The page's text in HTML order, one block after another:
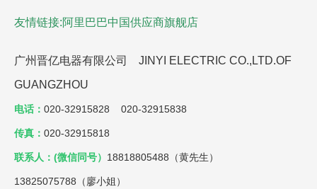
友情链接:阿里巴巴中国供应商旗舰店
广州晋亿电器有限公司 JINYI ELECTRIC CO.,LTD.OF
GUANGZHOU
电话： 020-32915828 020-32915838
传真： 020-32915818
联系人：(微信同号） 18818805488（黄先生）
13825075788（廖小姐）